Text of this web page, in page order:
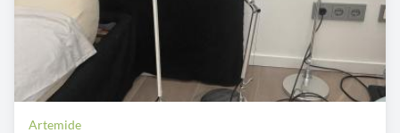
Artemide